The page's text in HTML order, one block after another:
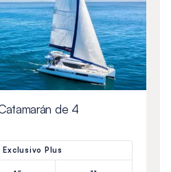
de 4
Exclusivo Plus